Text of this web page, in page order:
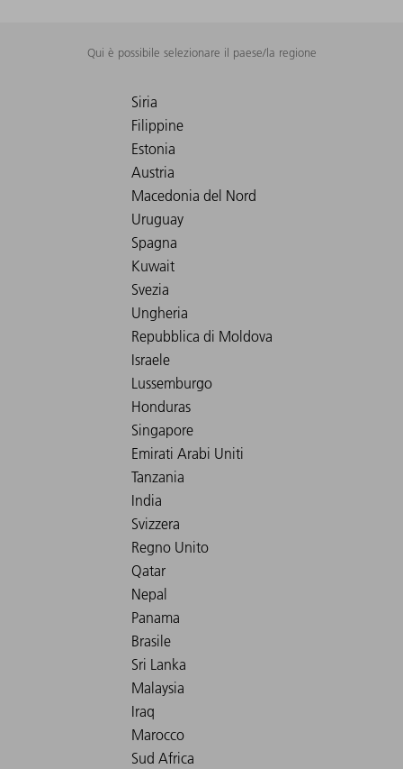
Qui è possibile selezionare il paese/la regione